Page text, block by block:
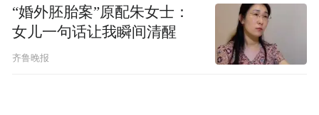
“婚外胚胎案”原配朱女士：
女儿一句话让我瞬间清醒
齐鲁晚报